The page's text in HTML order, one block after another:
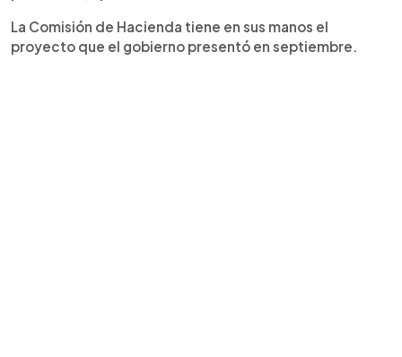
La Comisión de Hacienda tiene en sus manos el
proyecto que el gobierno presentó en septiembre.